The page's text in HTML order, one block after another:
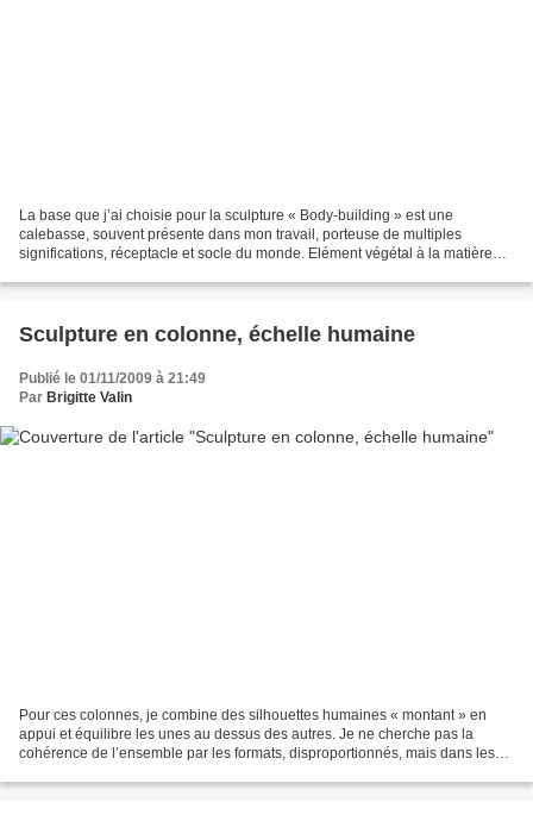
La base que j’ai choisie pour la sculpture « Body-building » est une
calebasse, souvent présente dans mon travail, porteuse de multiples
significations, réceptacle et socle du monde. Elément végétal à la matière
Sculpture en colonne, échelle humaine
Publié le 01/11/2009 à 21:49
Par Brigitte Valin
Pour ces colonnes, je combine des silhouettes humaines « montant » en
appui et équilibre les unes au dessus des autres. Je ne cherche pas la
cohérence de l’ensemble par les formats, disproportionnés, mais dans les